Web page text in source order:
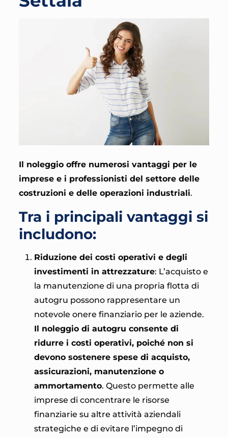
Il noleggio offre numerosi vantaggi per le
imprese e i professionisti del settore delle
costruzioni e delle operazioni industriali.
Tra i principali vantaggi si
includono:
Riduzione dei costi operativi e degli
investimenti in attrezzature: L’acquisto e
la manutenzione di una propria flotta di
autogru possono rappresentare un
notevole onere finanziario per le aziende.
Il noleggio di autogru consente di
ridurre i costi operativi, poiché non si
devono sostenere spese di acquisto,
assicurazioni, manutenzione o
ammortamento. Questo permette alle
imprese di concentrare le risorse
finanziarie su altre attività aziendali
strategiche e di evitare l’impegno di